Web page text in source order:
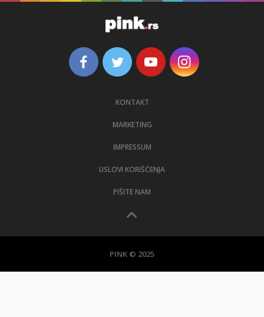
KONTAKT
MARKETING
IMPRESSUM
USLOVI KORIŠĆENJA
PIŠITE NAM
PINK © 2025